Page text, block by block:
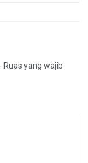
Ruas yang wajib